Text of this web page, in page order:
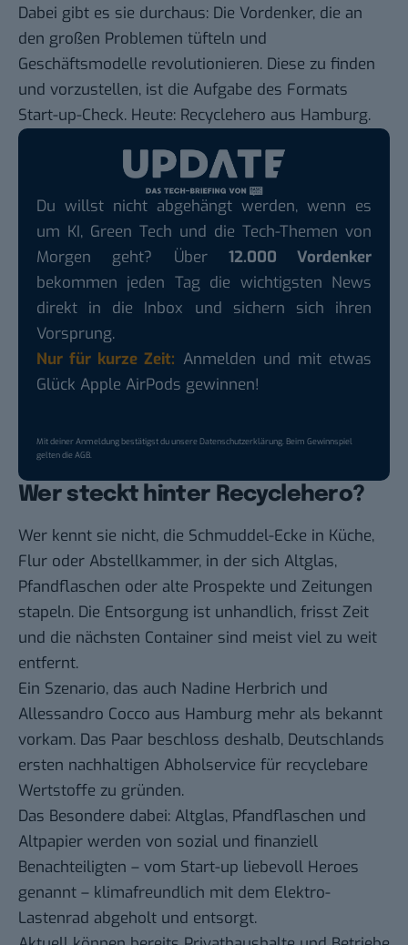
Dabei gibt es sie durchaus: Die Vordenker, die an
den großen Problemen tüfteln und
Geschäftsmodelle revolutionieren. Diese zu finden
und vorzustellen, ist die Aufgabe des Formats
Start-up-Check. Heute: Recyclehero aus Hamburg.
Du willst nicht abgehängt werden, wenn es
um KI, Green Tech und die Tech-Themen von
Morgen geht? Über 12.000 Vordenker
bekommen jeden Tag die wichtigsten News
direkt in die Inbox und sichern sich ihren
Vorsprung.
Nur für kurze Zeit: Anmelden und mit etwas
Glück Apple AirPods gewinnen!
Mit deiner Anmeldung bestätigst du unsereDatenschutzerklärung. Beim Gewinnspiel
gelten dieAGB.
Wer steckt hinter Recyclehero?
Wer kennt sie nicht, die Schmuddel-Ecke in Küche,
Flur oder Abstellkammer, in der sich Altglas,
Pfandflaschen oder alte Prospekte und Zeitungen
stapeln. Die Entsorgung ist unhandlich, frisst Zeit
und die nächsten Container sind meist viel zu weit
entfernt.
Ein Szenario, das auch Nadine Herbrich und
Allessandro Cocco aus Hamburg mehr als bekannt
vorkam. Das Paar beschloss deshalb, Deutschlands
ersten nachhaltigen Abholservice für recyclebare
Wertstoffe zu gründen.
Das Besondere dabei: Altglas, Pfandflaschen und
Altpapier werden von sozial und finanziell
Benachteiligten – vom Start-up liebevoll Heroes
genannt – klimafreundlich mit dem Elektro-
Lastenrad abgeholt und entsorgt.